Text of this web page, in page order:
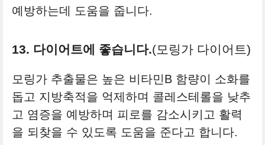
예방하는데 도움을 줍니다.
13. 다이어트에 좋습니다.(모링가 다이어트)
모링가 추출물은 높은 비타민B 함량이 소화를
돕고 지방축적을 억제하며 콜레스테롤을 낮추
고 염증을 예방하며 피로를 감소시키고 활력
을 되찾을 수 있도록 도움을 준다고 합니다.